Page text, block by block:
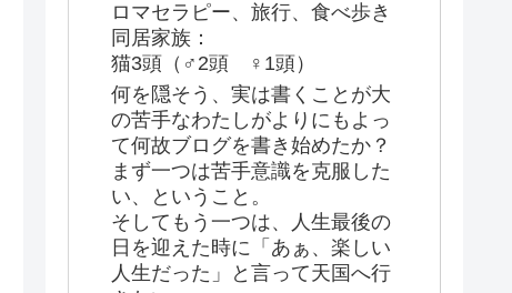
ロマセラピー、旅行、食べ歩き
同居家族：
猫3頭（♂2頭 ♀1頭）
何を隠そう、実は書くことが大
の苦手なわたしがよりにもよっ
て何故ブログを書き始めたか？
まず一つは苦手意識を克服した
い、ということ。
そしてもう一つは、人生最後の
日を迎えた時に「あぁ、楽しい
人生だった」と言って天国へ行